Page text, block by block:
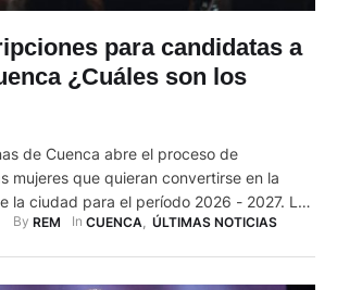
para candidatas a
¿Cuáles son los
de Cuenca abre el proceso de
mujeres que quieran convertirse en la
la ciudad para el período 2026 - 2027. La
que las aspirantes tengan vocación de
By REM In CUENCA ÚLTIMAS NOTICIAS